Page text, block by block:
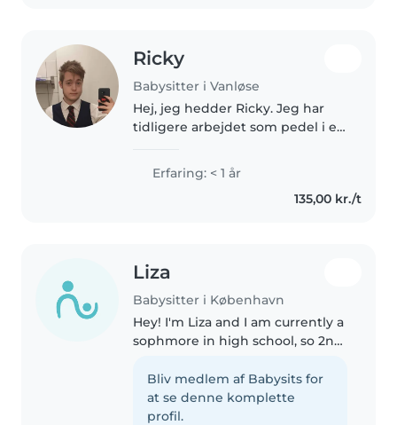
Ricky
Babysitter i Vanløse
Hej, jeg hedder Ricky. Jeg har
tidligere arbejdet som pedel i en
specialskole. I de timer, hvor der
ikke var så meget pedelarbejde,
Erfaring: < 1 år
135,00 kr./t
Liza
Babysitter i København
Hey! I'm Liza and I am currently a
sophmore in high school, so 2nd
experience this past year and
great for energetic toddlers and
school-age kiddos. Fluent..
Bliv medlem af Babysits for
at se denne komplette
profil.